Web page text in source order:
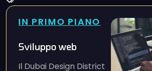
IN PRIMO PIANO
Sviluppo web
Il Dubai Design District